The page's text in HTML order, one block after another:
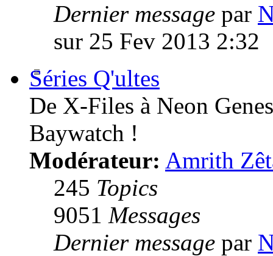
Dernier message par
sur 25 Fev 2013 2:32
Séries Q'ultes
De X-Files à Neon
Baywatch !
Modérateur: Amrith
245 Topics
9051 Messages
Dernier message par